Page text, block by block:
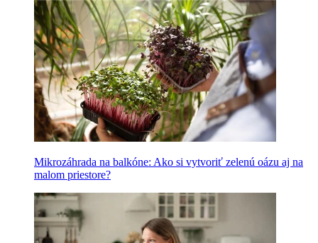
Mikrozáhrada na balkóne: Ako si vytvoriť zelenú oázu aj na
malom priestore?